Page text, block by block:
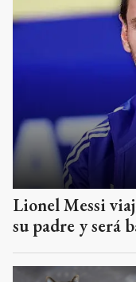
Lionel Messi
su padre y será